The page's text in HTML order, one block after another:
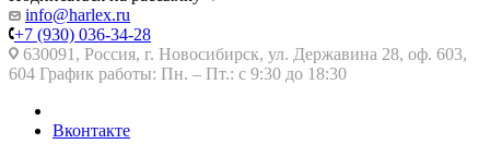
info@harlex.ru
+7 (930) 036-34-28
630091, Россия, г. Новосибирск, ул. Державина 28, оф. 603,
604 График работы: Пн. – Пт.: с 9:30 до 18:30
Вконтакте